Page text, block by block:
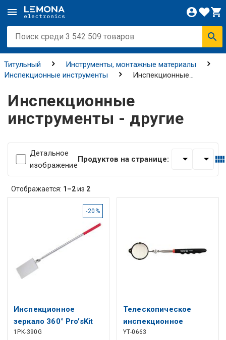
Титульный
Инструменты, монтажные материалы
Инспекционные инструменты
Инспекционные
Инспекционные
инструменты - другие
Детальное
изображение
Продуктов на странице:
Отображается: 1–2из 2
-20%
Инспекционное
зеркало 360° Pro'sKit
1PK-390G
Телескопическое
инспекционное
зеркало со
YT-0663